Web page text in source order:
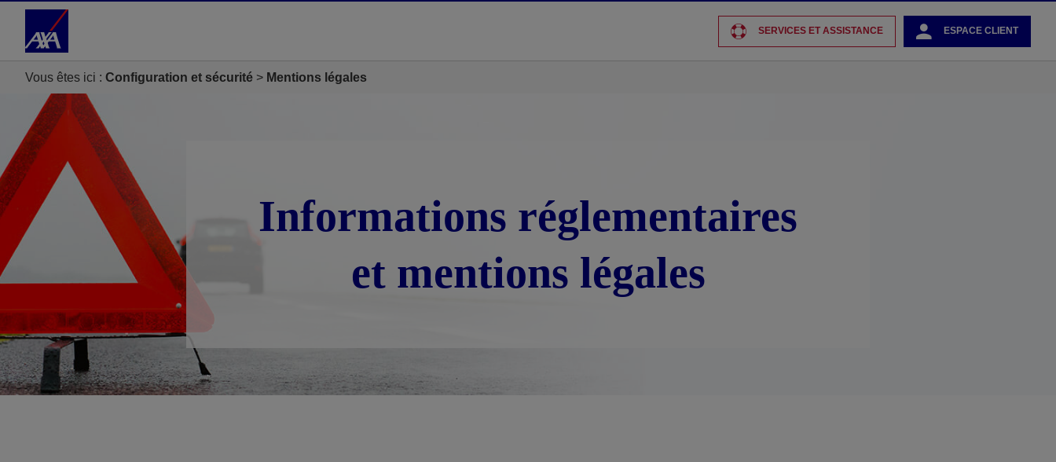
Accéder au Contenu
SERVICES ET ASSISTANCE ESPACE CLIENT
Vous êtes ici : Configuration et sécurité Mentions légales
Informations réglementaires
et mentions légales